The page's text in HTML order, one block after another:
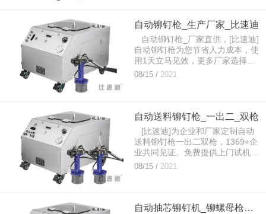
自动铆钉枪_生产厂家_比速迪
自动铆钉枪_厂家直供，[比速迪]
自动铆钉枪为您节省人力成本，使
用1天立马见效，更多厂家选择比
速迪自动铆钉枪。免费提供上门试
08/15 / 2021
自动送料铆钉枪_一出二_双枪
[比速迪]为企业和厂家定制自动
送料铆钉枪一出二双枪，1369+企
业共同见证。免费提供上门试机服
务。...
08/15 / 2021
自动抽芯铆钉机_铆螺母枪厂家直供